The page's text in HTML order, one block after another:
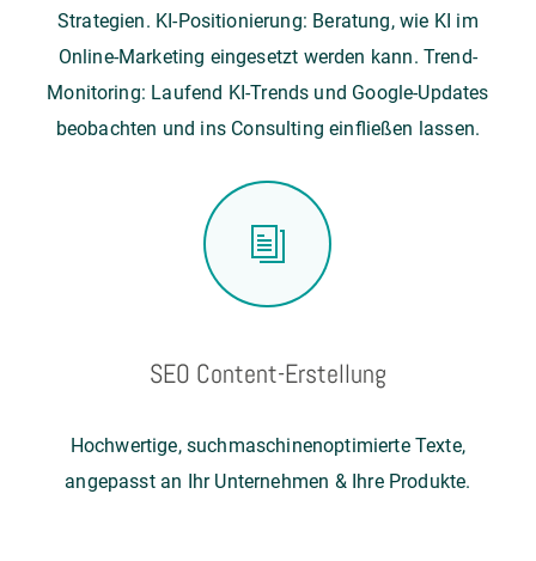
Strategien. KI-Positionierung: Beratung, wie KI im
Online-Marketing eingesetzt werden kann. Trend-
Monitoring: Laufend KI-Trends und Google-Updates
beobachten und ins Consulting einfließen lassen.
SEO Content-Erstellung
Hochwertige, suchmaschinenoptimierte Texte,
angepasst an Ihr Unternehmen & Ihre Produkte.